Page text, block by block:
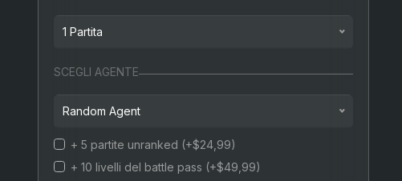
Oro
Platino
1 Partita
1 partita
4 partite
SCEGLI AGENTE
Random Agent
Random agent
+ 5 partite unranked (+$24,99)
+ 10 livelli del battle pass (+$49,99)